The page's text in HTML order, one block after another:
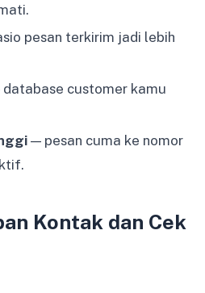
pesan terkirim jadi lebih
customer kamu
— pesan cuma ke nomor
Kontak dan Cek